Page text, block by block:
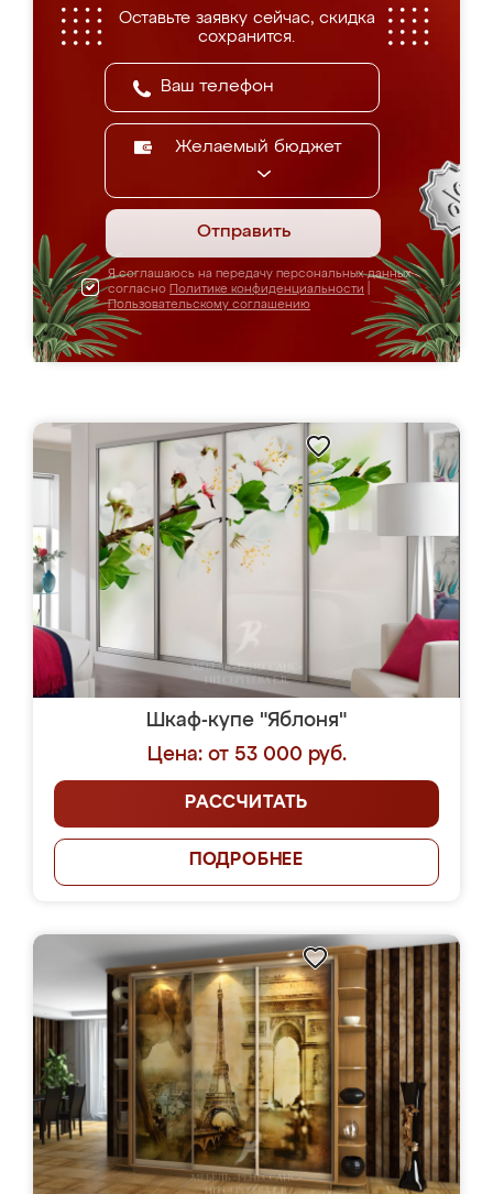
Оставьте заявку сейчас, скидка
сохранится.
Желаемый бюджет
Отправить
Я соглашаюсь на передачу персональных данных
согласно Политике конфиденциальности
Пользовательскому соглашению
Шкаф-купе "Яблоня"
Цена: от 53 000 руб.
РАССЧИТАТЬ
ПОДРОБНЕЕ